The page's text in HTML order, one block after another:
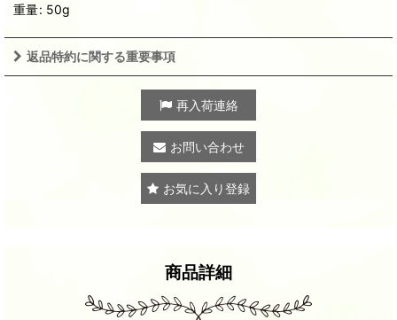
重量: 50g
返品特約に関する重要事項
再入荷連絡
お問い合わせ
お気に入り登録
商品詳細